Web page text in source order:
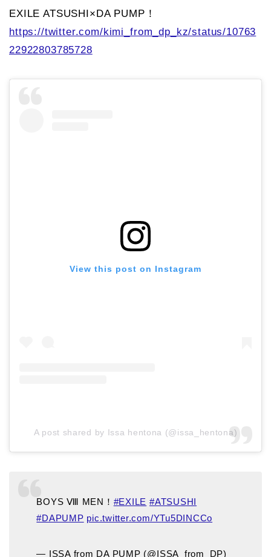
EXILE ATSUSHI×DA PUMP！
https://twitter.com/kimi_from_dp_kz/status/10763
22922803785728
View this post on Instagram
A post shared by Issa hentona (@issa_hentona)
BOYS Ⅷ MEN！ #EXILE #ATSUSHI
#DAPUMP pic.twitter.com/YTu5DINCCo
— ISSA from DA PUMP (@ISSA_from_DP)